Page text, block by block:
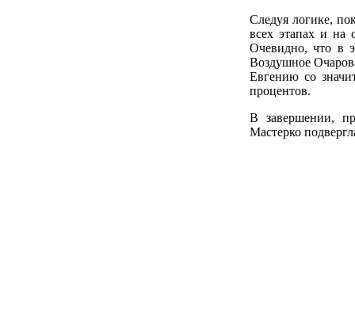
Следуя логике,
всех этапах и на
Очевидно, что в
Воздушное
Евгению со
процентов.
В завершении,
Мастерко